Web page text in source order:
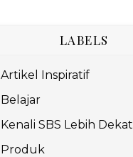
LABELS
Artikel Inspiratif
Belajar
Kenali SBS Lebih Dekat
Produk